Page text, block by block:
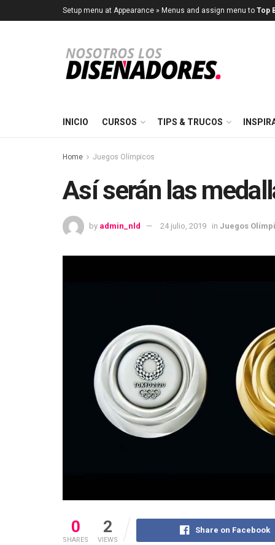
Setup menu at Appearance » Menus and assign menu to Top
INICIO CURSOS TIPS & TRUCOS
Home Juegos Olímpicos
Así serán las
by admin_nld 24 julio, 2019 in Juegos
0
SHARES
2
VIEWS
Share on Facebook